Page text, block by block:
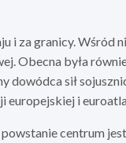
za granicy. Wśród
była
dowódca sił
europejskiej i
centrum